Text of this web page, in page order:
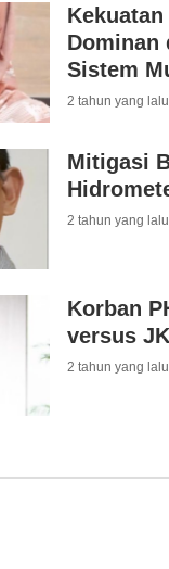
Dominan
Sistem
2 tahun yang lalu
Mitigasi
2 tahun yang lalu
Korban
versus
2 tahun yang lalu